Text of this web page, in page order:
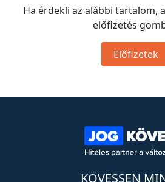
Ha érdekli az alábbi tartalom,
előfizetés
Előfizetek
KÖVESSEN